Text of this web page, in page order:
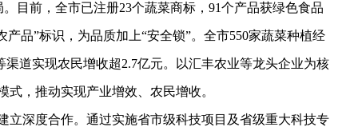
目前，全市已注册23个蔬菜商标，91个产品获绿色食品
品”标识，为品质加上“安全锁”。全市550家蔬菜种植经
道实现农民增收超2.7亿元。以汇丰农业等龙头企业为核
式，推动实现产业增效、农民增收。
深度合作。通过实施省市级科技项目及省级重大科技专